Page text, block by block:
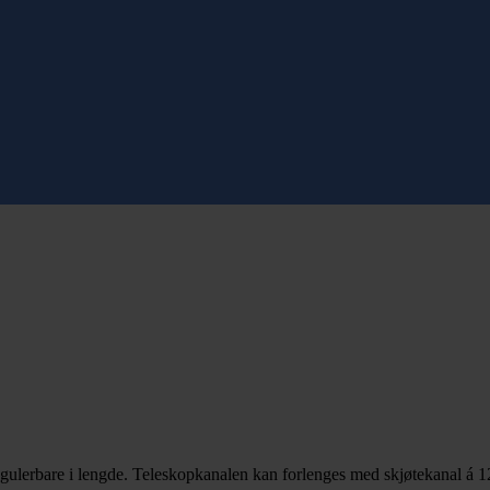
i lengde. Teleskopkanalen kan forlenges med skjøtekanal á